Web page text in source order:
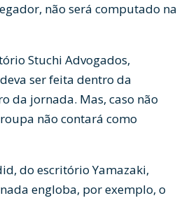
não será computado na
Stuchi Advogados,
ser feita dentro da
da jornada. Mas, caso não
não contará como
do escritório Yamazaki,
engloba, por exemplo, o